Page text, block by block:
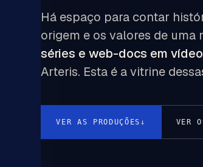
Há espaço para contar
origem e os valores de uma
séries e web-docs em vídeo
Arteris. Esta é a vitrine
VER AS PRODUÇÕES ↓ VER